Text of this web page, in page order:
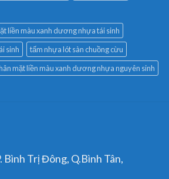
liền màu xanh dương nhựa tái sinh
sinh
tấm nhựa lót sàn chuồng cừu
mặt liền màu xanh dương nhựa nguyên sinh
Bình Trị Đông, Q.Bình Tân,